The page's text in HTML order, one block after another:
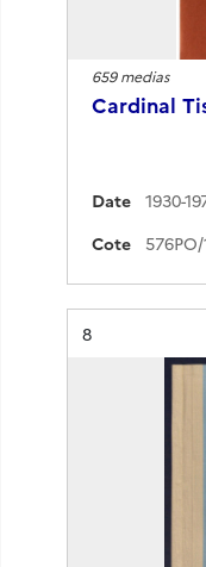
659 medias
Cardinal
Date
1930-
Cote
Résultat n°
8